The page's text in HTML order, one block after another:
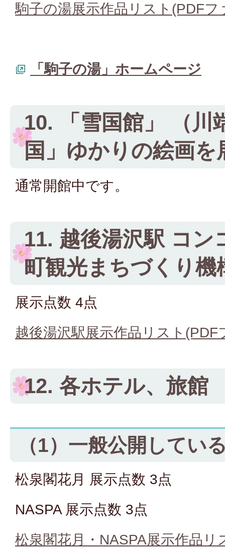
駒子の湯展示作品リスト(PDF
「駒子の湯」ホームページ
10. 「雪国館」 （川
国」ゆかりの絵画を
通常開館中です。
11. 越後湯沢駅 コン
町観光まちづくり機
展示点数 4点
越後湯沢駅展示作品リスト(PDF
12. 各ホテル、旅館
（1）一般公開してい
松泉閣花月 展示点数 3点
NASPA 展示点数 3点
松泉閣花月・NASPA展示作品リ